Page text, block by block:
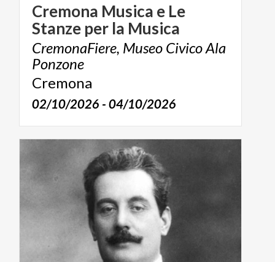
Cremona Musica e Le
Stanze per la Musica
CremonaFiere, Museo Civico Ala
Ponzone
Cremona
02/10/2026 - 04/10/2026